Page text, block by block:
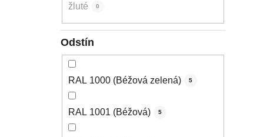
žluté 0
Odstín
RAL 1000 (Béžová zelená) 5
RAL 1001 (Béžová) 5